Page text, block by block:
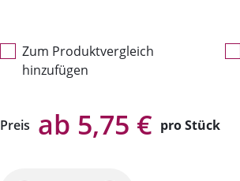
Zum Produktvergleich
hinzufügen
Preis ab 5,75 € pro Stück